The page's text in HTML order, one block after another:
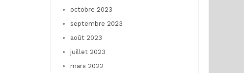
octobre 2023
septembre 2023
août 2023
juillet 2023
mars 2022